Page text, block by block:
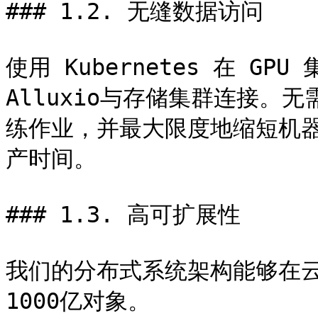
### 1.2. 无缝数据访问
使用 Kubernetes 在 GPU
Alluxio与存储集群连接。无
练作业，并最大限度地缩短机
产时间。
### 1.3. 高可扩展性
我们的分布式系统架构能够在
1000亿对象。